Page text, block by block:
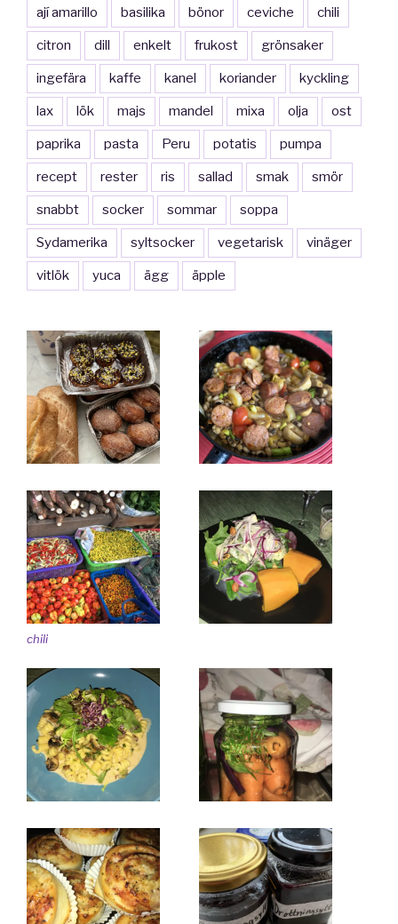
ají amarillo basilika bönor ceviche chili
citron dill enkelt frukost grönsaker
ingefära kaffe kanel koriander kyckling
lax lök majs mandel mixa olja ost
paprika pasta Peru potatis pumpa
recept rester ris sallad smak smör
snabbt socker sommar soppa
Sydamerika syltsocker vegetarisk vinäger
vitlök yuca ägg äpple
chili